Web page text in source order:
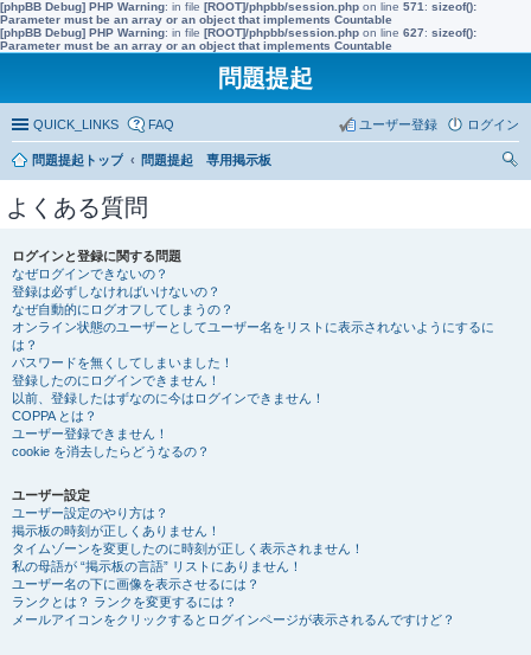
[phpBB Debug] PHP Warning: in file [ROOT]/phpbb/session.php on line 571 : sizeof():
Parameter must be an array or an object that implements Countable
[phpBB Debug] PHP Warning: in file [ROOT]/phpbb/session.php on line 627: sizeof():
Parameter must be an array or an object that implements Countable
問題提起
QUICK_LINKS FAQ ログイン
ユーザー登録
問題提起トップ
問題提起 専用掲示板
よくある質問
ログインと登録に関する問題
なぜログインできないの？
登録は必ずしなければいけないの？
なぜ自動的にログオフしてしまうの？
オンライン状態のユーザーとしてユーザー名をリストに表示されないようにするに
は？
パスワードを無くしてしまいました！
登録したのにログインできません！
以前、登録したはずなのに今はログインできません！
COPPA とは？
ユーザー登録できません！
cookie を消去したらどうなるの？
ユーザー設定
ユーザー設定のやり方は？
掲示板の時刻が正しくありません！
タイムゾーンを変更したのに時刻が正しく表示されません！
私の母語が “掲示板の言語” リストにありません！
ユーザー名の下に画像を表示させるには？
ランクとは？ ランクを変更するには？
メールアイコンをクリックするとログインページが表示されるんですけど？